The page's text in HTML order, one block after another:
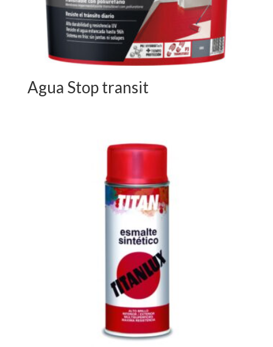
Agua Stop transit